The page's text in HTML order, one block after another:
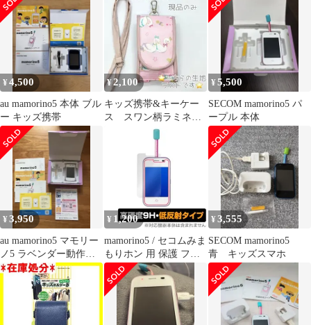
ランドセル ポーチ ケー
ス 学習かばん 小学
生/SH-KM5MB 1211
+ Mamorino5 KYF40 ケ
ース カバー + ネックス
トラップ付】 液晶保護
フィルム 硬度9H
¥4,500
au mamorino5 本体 ブル
ー キッズ携帯
¥2,100
キッズ携帯&キーケー
ス スワン柄ラミネー
¥5,500
SECOM mamorino5 パ
ープル 本体
¥3,950
au mamorino5 マモリー
ノ5 ラベンダー動作確
認済み
¥ 1,200
mamorino5 / セコムみま
もりホン 用 保護 フィ
ルム OverLay 9H Plus
for mamorino5 / セコム
みまもりホン 低反射 高
硬度 映りこみを低減
¥3,555
SECOM mamorino5
青 キッズスマホ